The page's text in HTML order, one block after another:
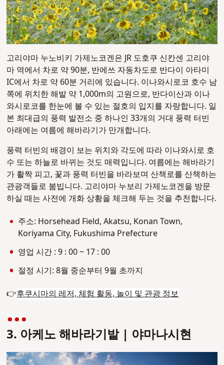
고리야마 누노비키 가제노코겐은 JR 도호쿠 신칸센 고리야
마 역에서 차로 약 90분, 반에쓰 자동차도로 반다이 아타미
IC에서 차로 약 60분 거리에 있습니다. 이나와시로코 호수 남
쪽에 위치한 해발 약 1,000m의 고원으로, 반다이산과 이나
와시로코를 한눈에 볼 수 있는 절호의 입지를 자랑합니다. 일
본 최대급의 풍력 발전소 중 하나인 33개의 거대 풍력 터빈
아래에는 여름에 해바라기가 만개합니다.
풍력 터빈의 배경이 보는 위치와 각도에 따라 이나와시로 호
수 또는 하늘로 바뀌는 것도 매력입니다. 여름에는 해바라기
가 활짝 피고, 꽃과 풍력 터빈을 바라보며 산책로를 산책하는
관광객들로 붐빕니다. 고리야마 누보리 가제노코겐을 방문
하실 때는 사전에 개화 상황을 체크해 두는 것을 추천합니다.
주소: Horsehead Field, Akatsu, Konan Town,
Koriyama City, Fukushima Prefecture
영업 시간 : 9 : 00 ~ 17 : 00
절정 시기: 8월 중순부터 9월 초까지
👉후쿠시마의 레저, 체험 활동, 놀이 및 관광 정보
3. 아케노 해바라기밭 | 야마나시현